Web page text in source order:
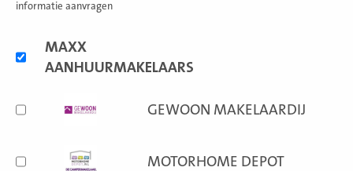
informatie aanvragen
Alternatieve
formules
MAXX
AANHUURMAKELAARS
GEWOON MAKELAARDIJ
MOTORHOME DEPOT